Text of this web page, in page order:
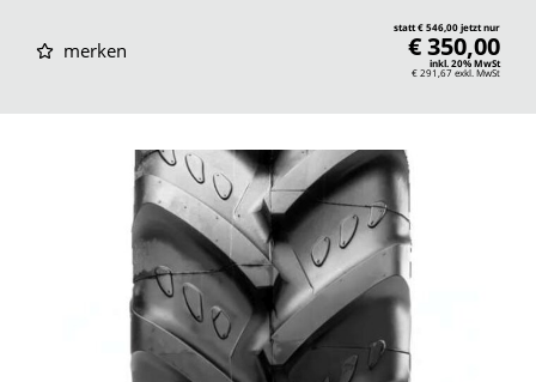
merken
statt € 546,00 jetzt nur
€ 350,00
inkl. 20% MwSt
€ 291,67exkl. MwSt